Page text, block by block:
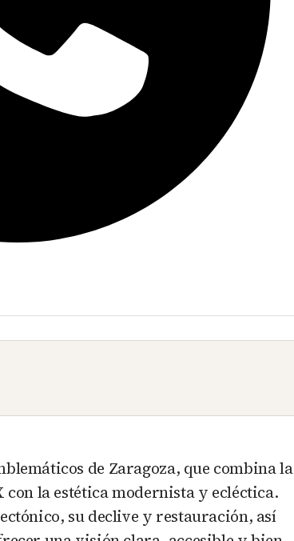
de Zaragoza, que combina la
la estética modernista y ecléctica.
su declive y restauración, así